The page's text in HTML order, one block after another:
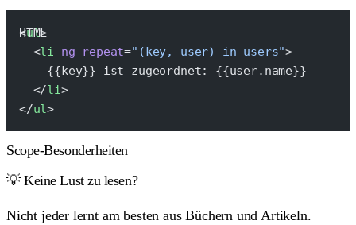
<ul>
  <
li ng-repeat="(key, user) in users">
    {{key}} ist zugeordnet: {{user.name}}
  </
li>
</ul>
Scope-Besonderheiten
💡 Keine Lust zu lesen?
Nicht jeder lernt am besten aus Büchern und Artikeln.